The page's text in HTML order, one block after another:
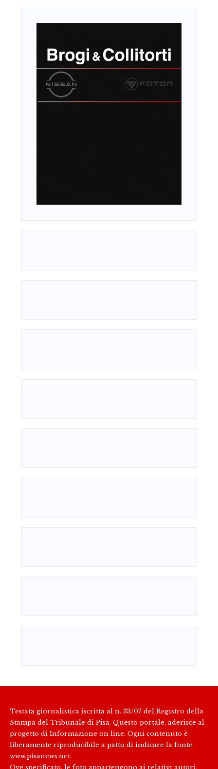
Testata giornalistica iscritta al n. 33/07 del Registro della
Stampa del Tribunale di Pisa. Questo portale, aderisce al
progetto di Informazione on line. Ogni contenuto è
liberamente riproducibile a patto di indicare la fonte
www.pisanews.net.
Ove specificato, le foto appartengono ai relativi autori.